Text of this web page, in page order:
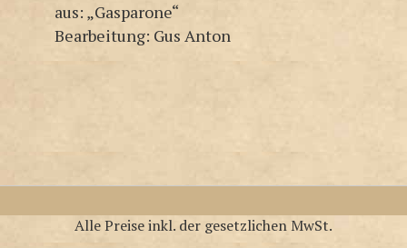
aus: „Gasparone“
Bearbeitung: Gus Anton
Alle Preise inkl. der gesetzlichen MwSt.